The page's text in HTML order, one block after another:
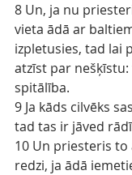
8 Un, ja nu
vieta ādā ar
izpletusies, tad lai
atzīst par
spitālība.
9 Ja kāds cilvēks
tad tas ir jāved
10 Un priesteris to
redzi, ja ādā